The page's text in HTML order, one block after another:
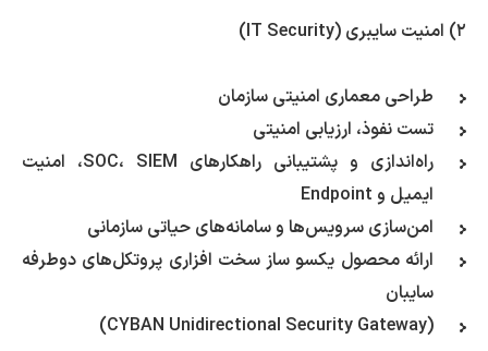
۲) امنیت سایبری (IT Security)
طراحی معماری امنیتی سازمان
تست نفوذ، ارزیابی امنیتی
راه‌اندازی و پشتیبانی راهکارهای SOC، SIEM، امنیت
ایمیل و Endpoint
امن‌سازی سرویس‌ها و سامانه‌های حیاتی سازمانی
ارائه محصول یکسو ساز سخت افزاری پروتکل‌های دوطرفه
سایبان
(CYBAN Unidirectional Security Gateway)